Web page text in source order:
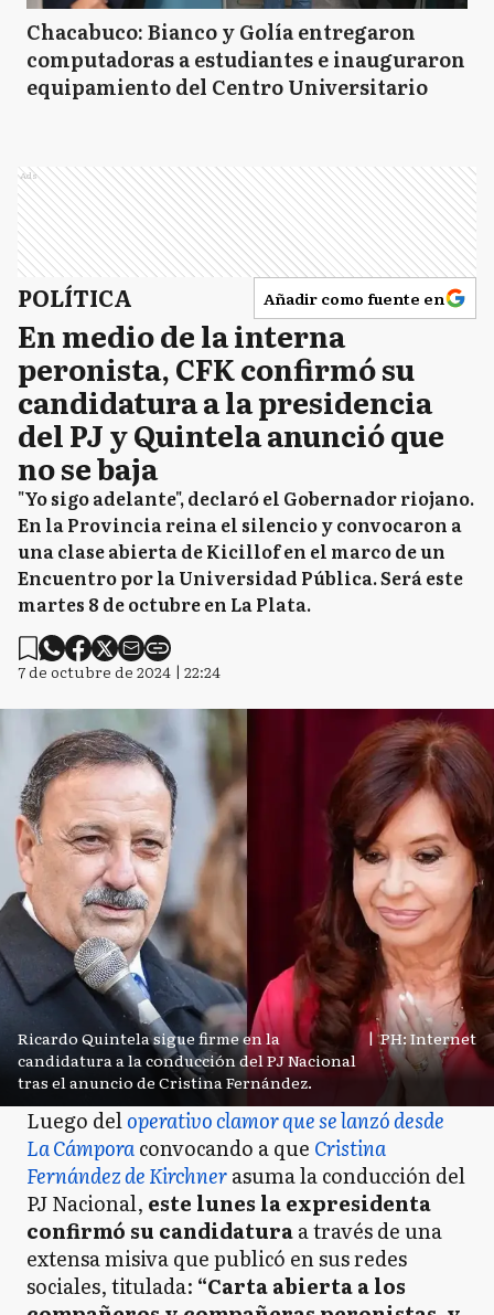
Chacabuco: Bianco y Golía entregaron
computadoras a estudiantes e inauguraron
equipamiento del Centro Universitario
Ads
POLÍTICA Añadir como fuente en
En medio de la interna
peronista, CFK confirmó su
candidatura a la presidencia
del PJ y Quintela anunció que
no se baja
"Yo sigo adelante", declaró el Gobernador riojano.
En la Provincia reina el silencio y convocaron a
una clase abierta de Kicillof en el marco de un
Encuentro por la Universidad Pública. Será este
martes 8 de octubre en La Plata.
7 de octubre de 2024 | 22:24
Ricardo Quintela sigue firme en la
candidatura a la conducción del PJ Nacional
tras el anuncio de Cristina Fernández.
| PH: Internet
Luego deloperativo clamor que se lanzó desde
La Cámporaconvocando a que Cristina
Fernández de Kirchnerasuma la conducción del
PJ Nacional, este lunes la expresidenta
confirmó su candidaturaa través de una
extensa misiva que publicó en sus redes
sociales, titulada: “Carta abierta a los